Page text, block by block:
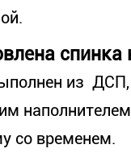
спинка
из
со временем.